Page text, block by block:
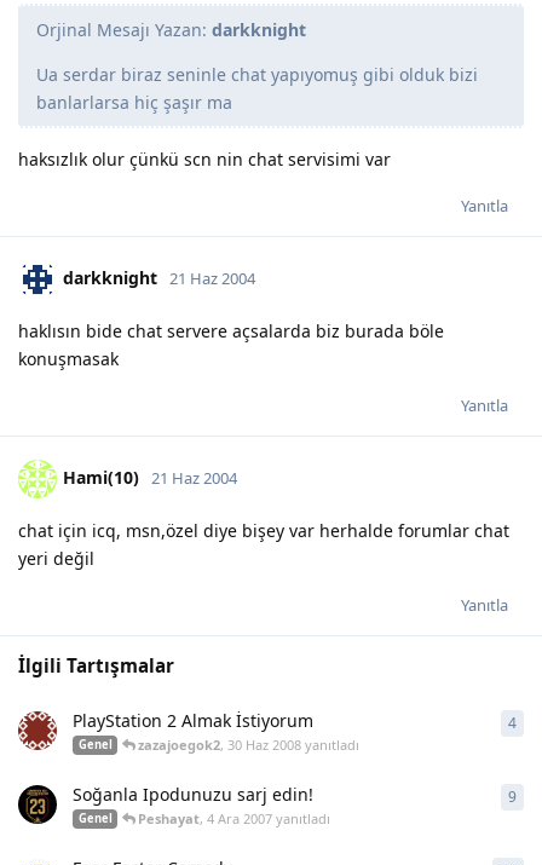
Orjinal Mesajı Yazan: darkknight
Ua serdar biraz seninle chat yapıyomuş gibi olduk bizi
banlarlarsa hiç şaşır ma
haksızlık olur çünkü scn nin chat servisimi var
Yanıtla
darkknight 21 Haz 2004
haklısın bide chat servere açsalarda biz burada böle
konuşmasak
Yanıtla
Hami(10) 21 Haz 2004
chat için icq, msn,özel diye bişey var herhalde forumlar chat
yeri değil
Yanıtla
İlgili Tartışmalar
PlayStation 2 Almak İstiyorum
Genel zazajoegok2,30 Haz 2008 yanıtladı
4
Soğanla Ipodunuzu sarj edin!
Genel Peshayat,4 Ara 2007 yanıtladı
9